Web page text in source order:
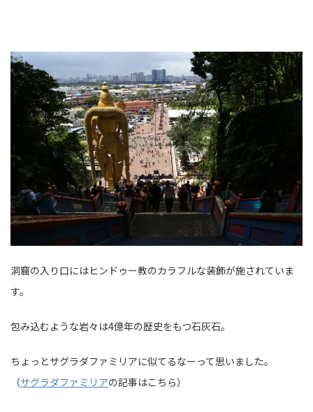
洞窟の入り口にはヒンドゥー教のカラフルな装飾が施されていま
す。
包み込むような岩々は4億年の歴史をもつ石灰石。
ちょっとサグラダファミリアに似てるなーって思いました。
（サグラダファミリアの記事はこちら）